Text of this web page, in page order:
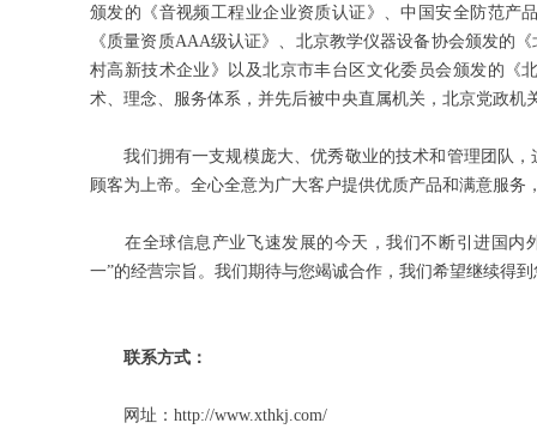
颁发的《音视频工程业企业资质认证》、中国安全防范产
《质量资质AAA级认证》、北京教学仪器设备协会颁发的
村高新技术企业》以及北京市丰台区文化委员会颁发的《
术、理念、服务体系，并先后被中央直属机关，北京党政机
我们拥有一支规模庞大、优秀敬业的技术和管理团队，
顾客为上帝。全心全意为广大客户提供优质产品和满意服务
在全球信息产业飞速发展的今天，我们不断引进国内
一”的经营宗旨。我们期待与您竭诚合作，我们希望继续得
联系方式：
网址：http://www.xthkj.com/